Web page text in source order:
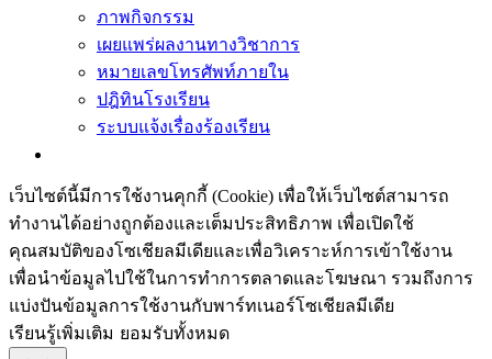
ภาพกิจกรรม
เผยแพร่ผลงานทางวิชาการ
หมายเลขโทรศัพท์ภายใน
ปฎิทินโรงเรียน
ระบบแจ้งเรื่องร้องเรียน
เว็บไซต์นี้มีการใช้งานคุกกี้ (Cookie) เพื่อให้เว็บไซต์สามารถ
ทำงานได้อย่างถูกต้องและเต็มประสิทธิภาพ​ เพื่อเปิดใช้
คุณสมบัติของโซเชียล​มีเดียและเพื่อวิเคราะห์การเข้าใช้งาน
เพื่อนำข้อมูลไปใช้ในการทำการตลาดและโฆษณา​ รวมถึงการ
แบ่งปันข้อมูลการใช้งานกับพาร์ทเนอร์​โซเชียล​มีเดีย
เรียนรู้เพิ่มเติม ยอมรับทั้งหมด